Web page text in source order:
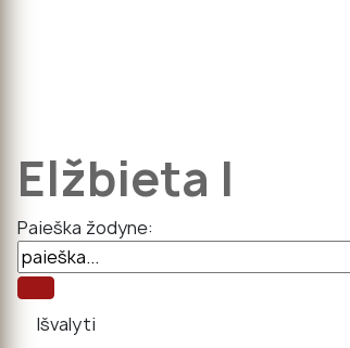
Elžbieta I
Paieška žodyne: